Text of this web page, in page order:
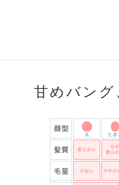
甘めバン